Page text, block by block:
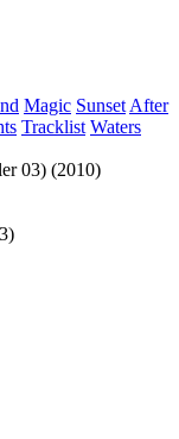
Magic Sunset After
Tracklist Waters